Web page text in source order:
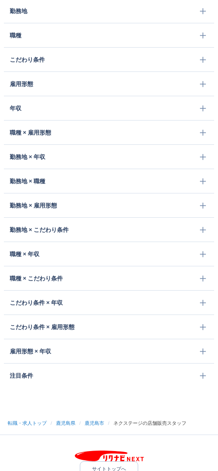
勤務地
職種
こだわり条件
雇用形態
年収
職種 × 雇用形態
勤務地 × 年収
勤務地 × 職種
勤務地 × 雇用形態
勤務地 × こだわり条件
職種 × 年収
職種 × こだわり条件
こだわり条件 × 年収
こだわり条件 × 雇用形態
雇用形態 × 年収
注目条件
転職・求人トップ / 鹿児島県 / 鹿児島市 / ネクステージの店舗販売スタッフ
サイトトップへ